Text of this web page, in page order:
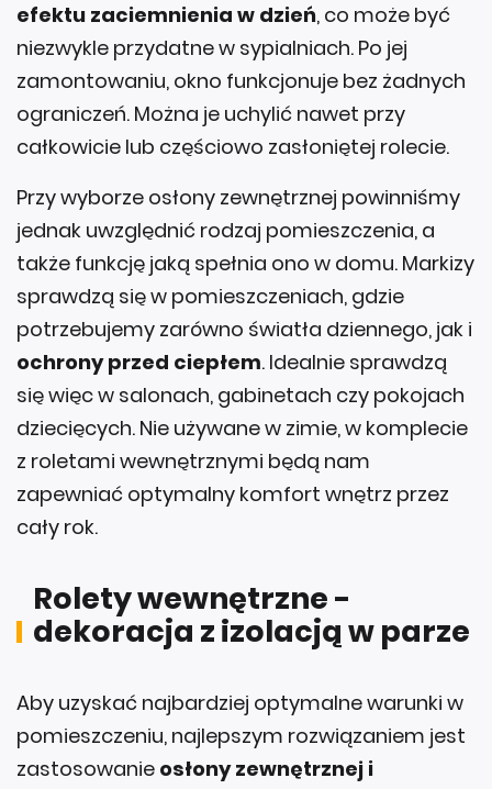
niezwykle przydatne w sypialniach. Po jej
zamontowaniu, okno funkcjonuje bez żadnych
ograniczeń. Można je uchylić nawet przy
całkowicie lub częściowo zasłoniętej rolecie.
Przy wyborze osłony zewnętrznej powinniśmy
jednak uwzględnić rodzaj pomieszczenia, a
także funkcję jaką spełnia ono w domu. Markizy
sprawdzą się w pomieszczeniach, gdzie
potrzebujemy zarówno światła dziennego, jak i
ochrony przed ciepłem. Idealnie sprawdzą
się więc w salonach, gabinetach czy pokojach
dziecięcych. Nie używane w zimie, w komplecie
z roletami wewnętrznymi będą nam
zapewniać optymalny komfort wnętrz przez
cały rok.
dekoracja z izolacją w parze
pomieszczeniu, najlepszym rozwiązaniem jest
zastosowanieosłony zewnętrznej i
wewnętrznej. Dlatego wybierając dodatkowe